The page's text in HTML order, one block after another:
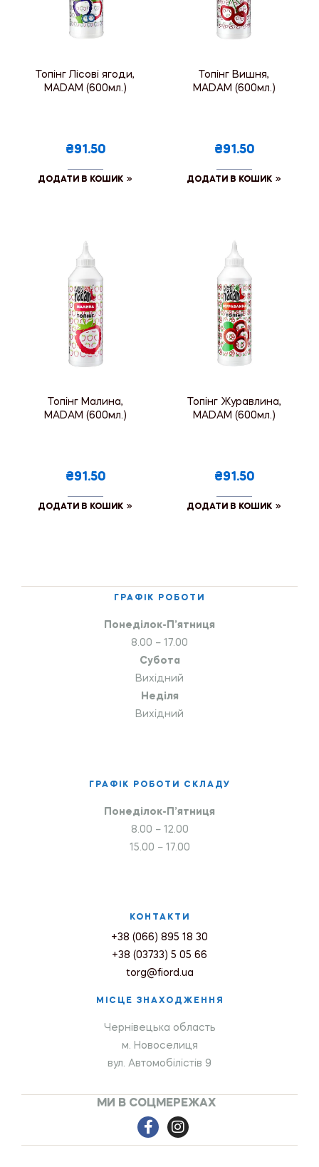
Топінг Лісові ягоди,
MADAM (600мл.)
₴91.50
ДОДАТИ В КОШИК
Топінг Вишня,
MADAM (600мл.)
₴91.50
ДОДАТИ В КОШИК
Топінг Малина,
MADAM (600мл.)
₴91.50
ДОДАТИ В КОШИК
Топінг Журавлина,
MADAM (600мл.)
₴91.50
ДОДАТИ В КОШИК
ГРАФІК РОБОТИ
Понеділок-П’ятниця
8.00 – 17.00
Субота
Вихідний
Неділя
Вихідний
ГРАФІК РОБОТИ СКЛАДУ
Понеділок-П’ятниця
8.00 – 12.00
15.00 – 17.00
КОНТАКТИ
+38 (066) 895 18 30
+38 (03733) 5 05 66
torg@fiord.ua
МІСЦЕ ЗНАХОДЖЕННЯ
Чернівецька область
м. Новоселиця
вул. Автомобілістів 9
МИ В СОЦМЕРЕЖАХ